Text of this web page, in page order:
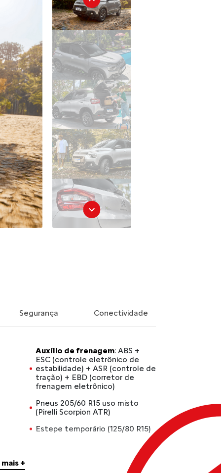
Segurança Conectividade
Auxílio de frenagem: ABS +
ESC (controle eletrônico de
estabilidade) + ASR (controle de
tração) + EBD (corretor de
frenagem eletrônico)
Pneus 205/60 R15 uso misto
(Pirelli Scorpion ATR)
Estepe temporário (125/80 R15)
Rodas em liga leve 15 pintadas
+